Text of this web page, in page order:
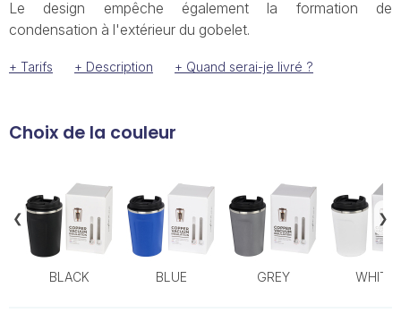
Le design empêche également la formation de
condensation à l'extérieur du gobelet.
+ Tarifs + Description + Quand serai-je livré ?
Choix de la couleur
BLACK BLUE GREY WHITE
❯
❮